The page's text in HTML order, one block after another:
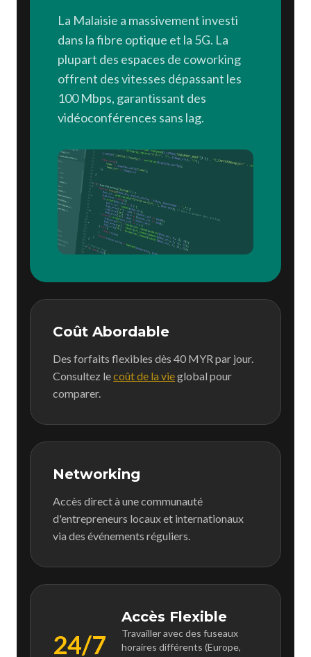
La Malaisie a massivement investi
dans la fibre optique et la 5G. La
plupart des espaces de coworking
offrent des vitesses dépassant les
100 Mbps, garantissant des
vidéoconférences sans lag.
Coût Abordable
Des forfaits flexibles dès 40 MYR par jour.
Consultez lecoût de la vieglobal pour
comparer.
Networking
Accès direct à une communauté
d'entrepreneurs locaux et internationaux
via des événements réguliers.
24/7
Accès Flexible
Travailler avec des fuseaux
horaires différents (Europe,